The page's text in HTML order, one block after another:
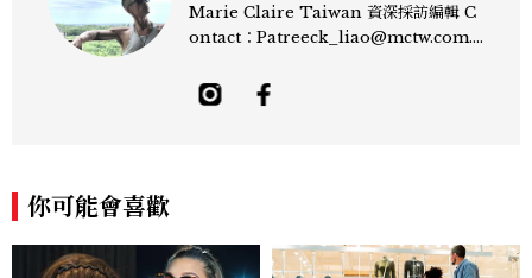
Marie Claire Taiwan 資深採訪編輯 C
ontact：Patreeck_liao@mctw.com.t
敏銳的觀察力與敘事能力，撰寫出兼具深度
與美感的專題內容，長期關注亞洲娛樂、人
力的跨平台敘事語言。認為好的內容不僅是
你可能會喜歡